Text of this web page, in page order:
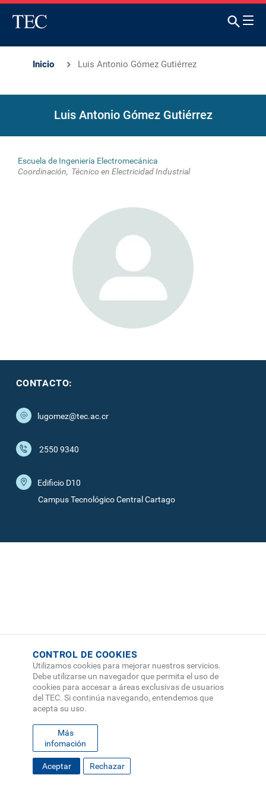
Inicio Luis Antonio Gómez Gutiérrez
Luis Antonio Gómez Gutiérrez
Escuela de Ingeniería Electromecánica
Coordinación
Técnico en Electricidad Industrial
CONTACTO:
lugomez@tec.ac.cr
2550 9340
Edificio D10
Campus Tecnológico Central Cartago
FOOTERMAPA DEL SITIO DIRECTORIO
CONTROL DE COOKIES
Utilizamos cookies para mejorar nuestros servicios.
Debe utilizarse un navegador que permita el uso de
cookies para accesar a áreas exclusivas de usuarios
del TEC. Si continúa navegando, entendemos que
acepta su uso.
Más
infomación
Aceptar Rechazar